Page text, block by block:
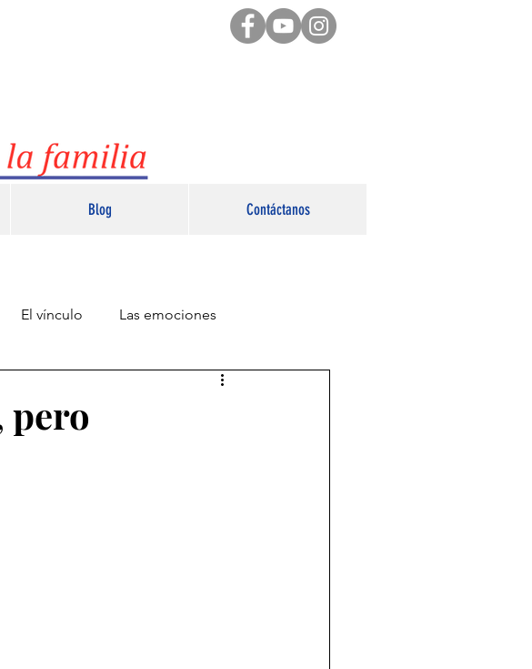
Blog Contáctanos
El vínculo Las emociones
pero